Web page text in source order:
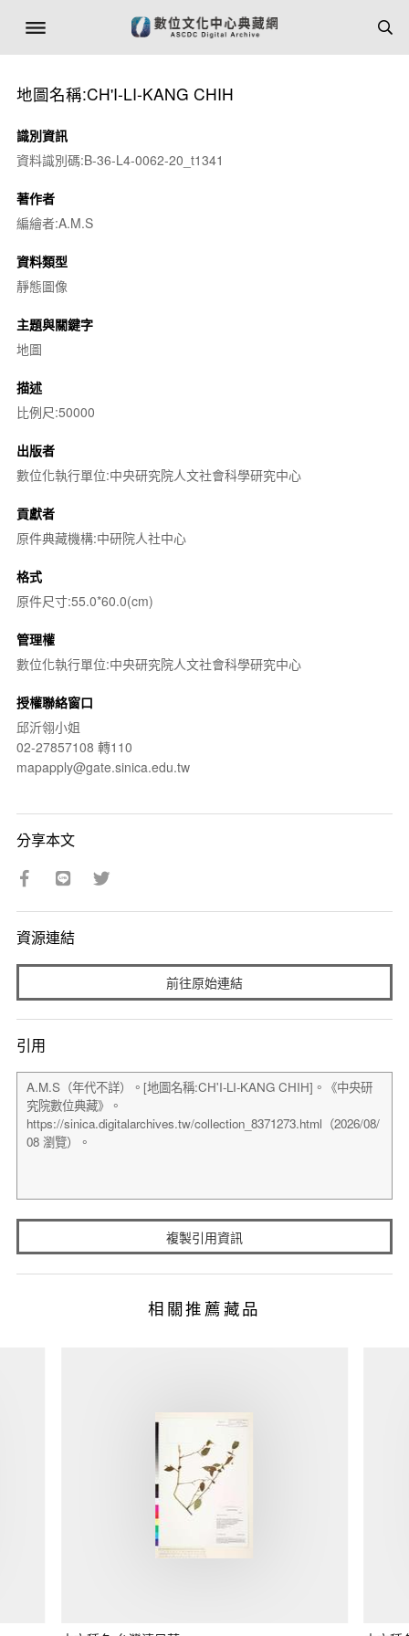
地圖名稱:CH'I-LI-KANG CHIH
識別資訊
資料識別碼:B-36-L4-0062-20_t1341
著作者
編繪者:A.M.S
資料類型
靜態圖像
主題與關鍵字
地圖
描述
比例尺:50000
出版者
數位化執行單位:中央研究院人文社會科學研究中心
貢獻者
原件典藏機構:中研院人社中心
格式
原件尺寸:55.0*60.0(cm)
管理權
數位化執行單位:中央研究院人文社會科學研究中心
授權聯絡窗口
邱沂翎小姐
02-27857108 轉110
mapapply@gate.sinica.edu.tw
分享本文
資源連結
前往原始連結
引用
複製引用資訊
相關推薦藏品